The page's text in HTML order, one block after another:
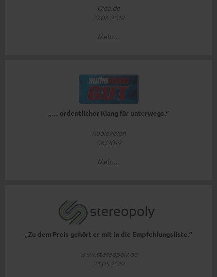
Giga.de
27.06.2019
Mehr...
„… ordentlicher Klang für unterwegs.“
Audiovision
06/2019
Mehr...
„Zu dem Preis gehört er mit in die Empfehlungsliste.“
www.stereopoly.de
23.05.2019